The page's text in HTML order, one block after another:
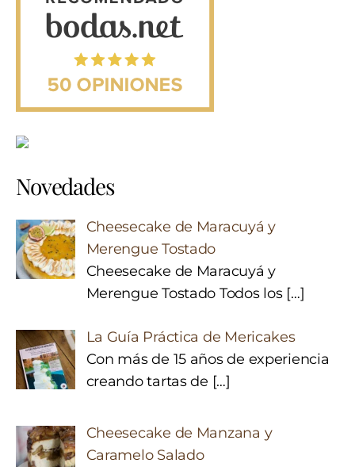
Novedades
Cheesecake de Maracuyá y
Merengue Tostado
Cheesecake de Maracuyá y
Merengue Tostado Todos los […]
La Guía Práctica de Mericakes
Con más de 15 años de experiencia
creando tartas de […]
Cheesecake de Manzana y
Caramelo Salado